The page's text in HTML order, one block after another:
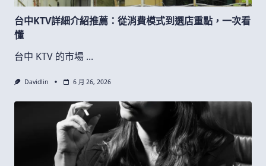
台中KTV詳細介紹推薦：從消費模式到選店重點，一次看
懂
台中 KTV 的市場 ...
Davidlin 6 月 26, 2026